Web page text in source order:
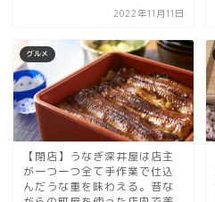
2022年11月11日
グルメ
【閉店】うなぎ深井屋は店主
が一つ一つ全て手作業で仕込
んだうな重を味わえる。昔な